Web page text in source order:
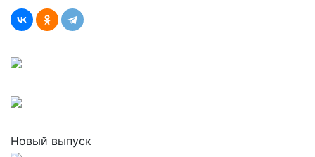
Новый выпуск